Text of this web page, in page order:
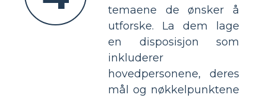
temaene de ønsker å
utforske. La dem lage
en disposisjon som
inkluderer
hovedpersonene, deres
mål og nøkkelpunktene